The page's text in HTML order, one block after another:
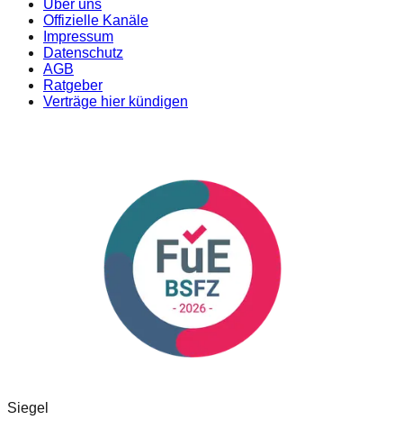
Über uns
Offizielle Kanäle
Impressum
Datenschutz
AGB
Ratgeber
Verträge hier kündigen
Siegel